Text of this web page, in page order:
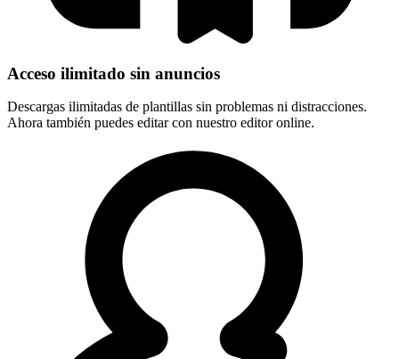
Acceso ilimitado sin anuncios
Descargas ilimitadas de plantillas sin problemas ni distracciones.
Ahora también puedes editar con nuestro editor online.